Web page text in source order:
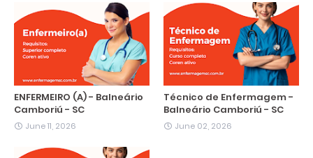
ENFERMEIRO (A) - Balneário
Camboriú - SC
June 11, 2026
Técnico de Enfermagem -
Balneário Camboriú - SC
June 02, 2026